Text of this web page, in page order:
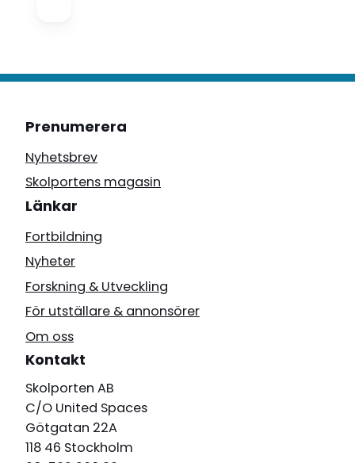
Prenumerera
Nyhetsbrev
Skolportens magasin
Länkar
Fortbildning
Nyheter
Forskning & Utveckling
För utställare & annonsörer
Om oss
Kontakt
Skolporten AB
C/O United Spaces
Götgatan 22A
118 46 Stockholm